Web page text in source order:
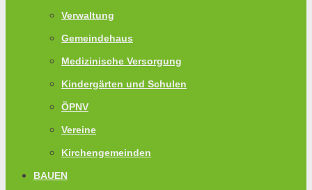
Verwaltung
Gemeindehaus
Medizinische Versorgung
Kindergärten und Schulen
ÖPNV
Vereine
Kirchengemeinden
BAUEN